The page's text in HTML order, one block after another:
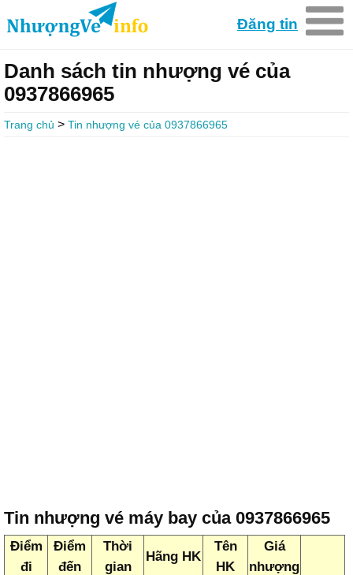
Đăng tin
Danh sách tin nhượng vé của
0937866965
Trang chủ > Tin nhượng vé của 0937866965
Tin nhượng vé máy bay của 0937866965
Điểm
đi
Điểm
đến
Thời
gian
Hãng HK
Tên
HK
Giá
nhượng